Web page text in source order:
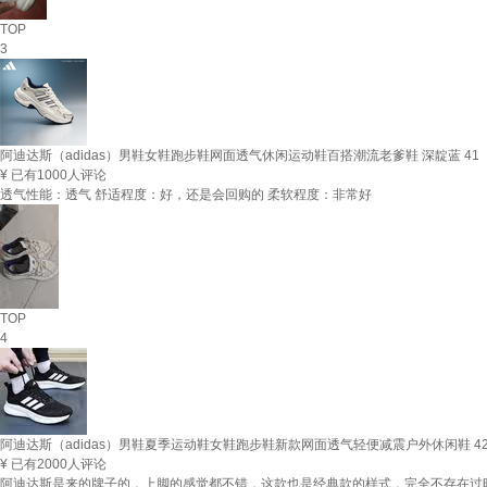
TOP
3
阿迪达斯（adidas）男鞋女鞋跑步鞋网面透气休闲运动鞋百搭潮流老爹鞋 深靛蓝 41
¥ 已有1000人评论
透气性能：透气 舒适程度：好，还是会回购的 柔软程度：非常好
TOP
4
阿迪达斯（adidas）男鞋夏季运动鞋女鞋跑步鞋新款网面透气轻便减震户外休闲鞋 42
¥ 已有2000人评论
阿迪达斯是来的牌子的，上脚的感觉都不错，这款也是经典款的样式，完全不存在